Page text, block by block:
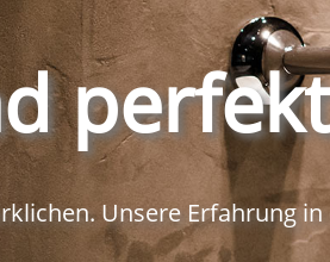
Unsere Erfahrung